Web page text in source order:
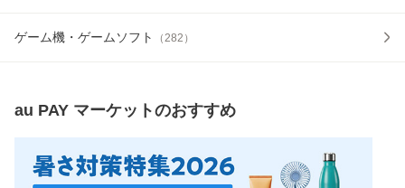
ゲーム機・ゲームソフト （282 ）
au PAY マーケットのおすすめ